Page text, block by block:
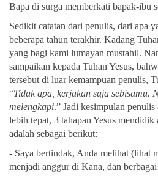
Bapa di surga memberkati bapak-ibu
Sedikit catatan dari penulis, dari apa
beberapa tahun terakhir. Kadang
yang bagi kami lumayan mustahil.
sampaikan kepada Tuhan Yesus,
tersebut di luar kemampuan penulis,
“Tidak apa, kerjakan saja sebisamu.
melengkapi.” Jadi kesimpulan
lebih tepat, 3 tahapan Yesus
adalah sebagai berikut:
- Saya bertindak, Anda melihat (lihat
menjadi anggur di Kana, dan